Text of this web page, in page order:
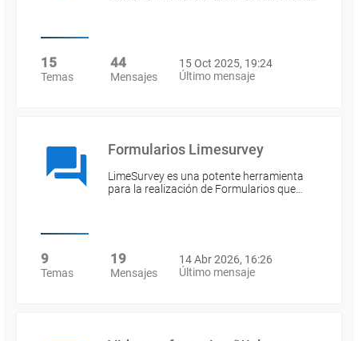
15
Temas
44
Mensajes
15 Oct 2025, 19:24
Último mensaje
Formularios Limesurvey
LimeSurvey es una potente herramienta
para la realización de Formularios que…
9
Temas
19
Mensajes
14 Abr 2026, 16:26
Último mensaje